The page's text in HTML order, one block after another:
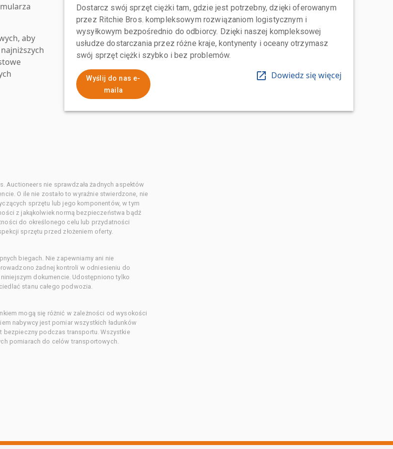
aby
Dostarcz swój sprzęt ciężki tam, gdzie jest potrzebny, dzięki oferowanym
przez Ritchie Bros. kompleksowym rozwiązaniom logistycznym i
wysyłkowym bezpośrednio do odbiorcy. Dzięki naszej kompleksowej
usłudze dostarczania przez różne kraje, kontynenty i oceany otrzymasz
swój sprzęt ciężki szybko i bez problemów.
Wyślij do nas e-
maila
Dowiedz się więcej
Auctioneers nie sprawdzała żadnych aspektów
O ile nie zostało to wyraźnie stwierdzone, nie
sprzętu lub jego komponentów, w tym
z jakąkolwiek normą bezpieczeństwa bądź
do określonego celu lub przydatności
sprzętu przed złożeniem oferty.
biegach. Nie zapewniamy ani nie
żadnej kontroli w odniesieniu do
dokumencie. Udostępniono tylko
stanu całego podwozia.
mogą się różnić w zależności od wysokości
nabywcy jest pomiar wszystkich ładunków
bezpieczny podczas transportu. Wszystkie
pomiarach do celów transportowych.